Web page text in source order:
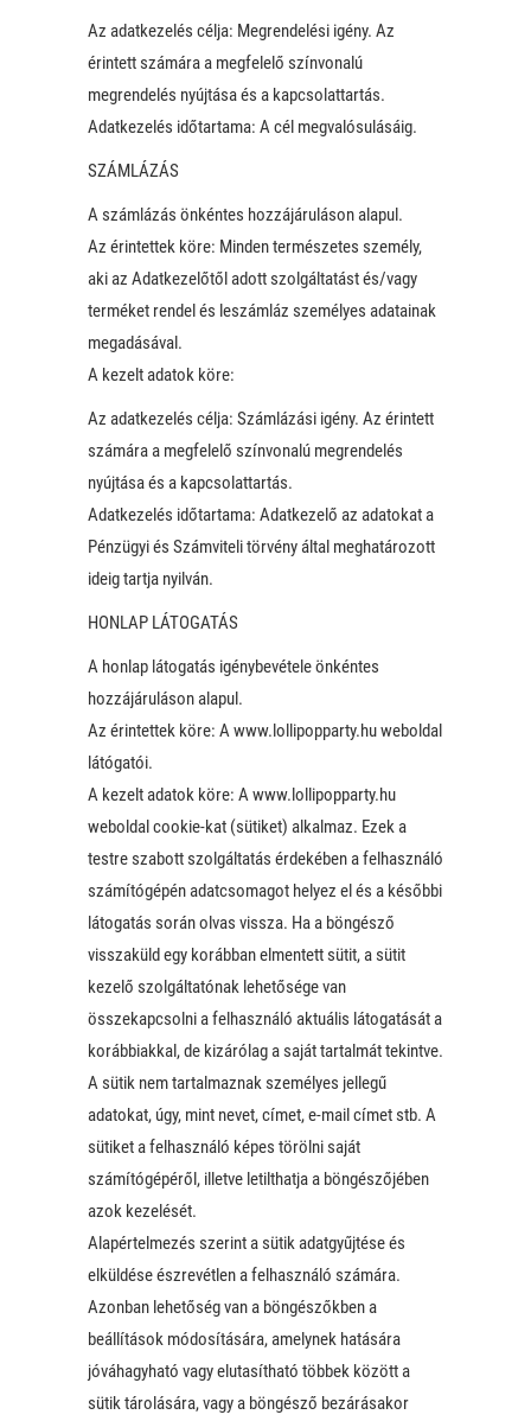
Az adatkezelés célja: Megrendelési igény. Az
érintett számára a megfelelő színvonalú
megrendelés nyújtása és a kapcsolattartás.
Adatkezelés időtartama: A cél megvalósulásáig.
SZÁMLÁZÁS
A számlázás önkéntes hozzájáruláson alapul.
Az érintettek köre: Minden természetes személy,
aki az Adatkezelőtől adott szolgáltatást és/vagy
terméket rendel és leszámláz személyes adatainak
megadásával.
A kezelt adatok köre:
Az adatkezelés célja: Számlázási igény. Az érintett
számára a megfelelő színvonalú megrendelés
nyújtása és a kapcsolattartás.
Adatkezelés időtartama: Adatkezelő az adatokat a
Pénzügyi és Számviteli törvény által meghatározott
ideig tartja nyilván.
HONLAP LÁTOGATÁS
A honlap látogatás igénybevétele önkéntes
hozzájáruláson alapul.
Az érintettek köre: A www.lollipopparty.hu weboldal
látógatói.
A kezelt adatok köre: A www.lollipopparty.hu
weboldal cookie-kat (sütiket) alkalmaz. Ezek a
testre szabott szolgáltatás érdekében a felhasználó
számítógépén adatcsomagot helyez el és a későbbi
látogatás során olvas vissza. Ha a böngésző
visszaküld egy korábban elmentett sütit, a sütit
kezelő szolgáltatónak lehetősége van
összekapcsolni a felhasználó aktuális látogatását a
korábbiakkal, de kizárólag a saját tartalmát tekintve.
A sütik nem tartalmaznak személyes jellegű
adatokat, úgy, mint nevet, címet, e-mail címet stb. A
sütiket a felhasználó képes törölni saját
számítógépéről, illetve letilthatja a böngészőjében
azok kezelését.
Alapértelmezés szerint a sütik adatgyűjtése és
elküldése észrevétlen a felhasználó számára.
Azonban lehetőség van a böngészőkben a
beállítások módosítására, amelynek hatására
jóváhagyható vagy elutasítható többek között a
sütik tárolására, vagy a böngésző bezárásakor